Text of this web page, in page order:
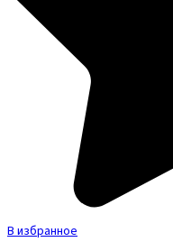
В избранное